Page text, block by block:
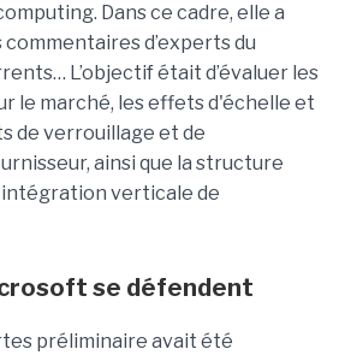
Dans ce cadre, elle a
d’experts du
L’objectif était d’évaluer les
le marché, les effets d'échelle et
de verrouillage et de
ainsi que la structure
verticale de
se défendent
préliminaire avait été